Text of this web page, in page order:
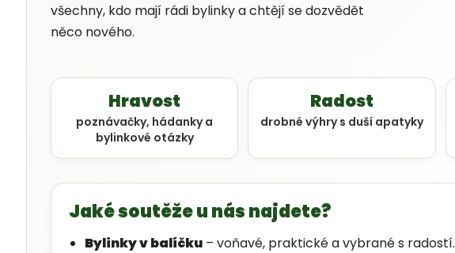
všechny, kdo mají rádi bylinky a chtějí se dozvědět
něco nového.
Hravost
poznávačky, hádanky a
bylinkové otázky
Radost
drobné výhry s duší apatyky
Jaké soutěže u nás najdete?
Bylinky v balíčku – voňavé, praktické a vybrané s radostí.